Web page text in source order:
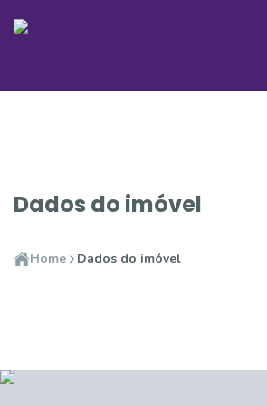
Dados do imóvel
Home Dados do imóvel